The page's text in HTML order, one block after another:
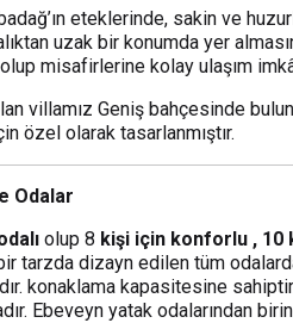
eteklerinde, sakin ve
uzak bir konumda yer
misafirlerine kolay ulaşım
villamız Geniş bahçesinde
özel olarak tasarlanmıştır.
Odalar
olup 8 kişi için konforlu , 10
tarzda dizayn edilen tüm
konaklama kapasitesine
Ebeveyn yatak odalarından